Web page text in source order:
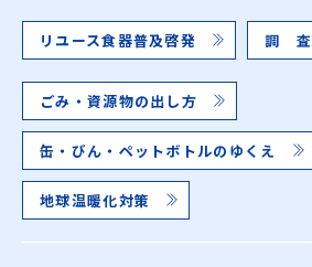
リユース食器普及啓発 調 査
ごみ・資源物の出し方
缶・びん・ペットボトルのゆくえ
地球温暖化対策